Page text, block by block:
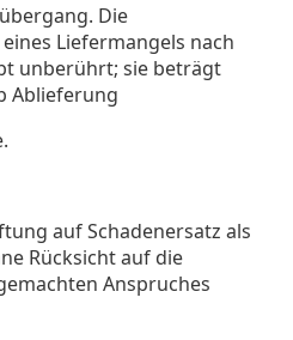
Die
Liefermangels nach
unberührt; sie beträgt
Ablieferung
auf Schadenersatz als
Rücksicht auf die
Anspruches